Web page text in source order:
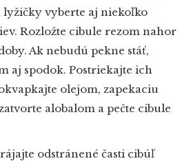
lyžičky vyberte aj niekoľko
Rozložte cibule rezom nahor
Ak nebudú pekne stáť,
aj spodok. Postriekajte ich
olejom, zapekaciu
alobalom a pečte cibule
odstránené časti cibúľ